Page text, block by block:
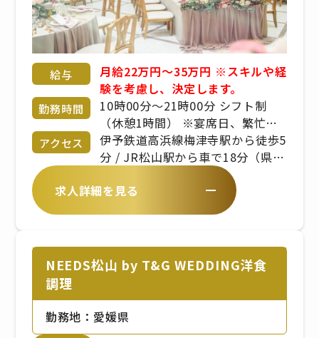
給与
月給22万円～35万円 ※スキルや経
験を考慮し、決定します。
勤務時間
10時00分〜21時00分 シフト制
（休憩1時間） ※宴席日、繁忙期
により変動あり ※出勤時間、勤務
時間は、拠点により異なります
アクセス
伊予鉄道高浜線梅津寺駅から徒歩5
分 / JR松山駅から車で18分（県道
19号線沿い／松山港線）
求人詳細を見る
NEEDS松山 by T&G WEDDING洋食
調理
勤務地：愛媛県